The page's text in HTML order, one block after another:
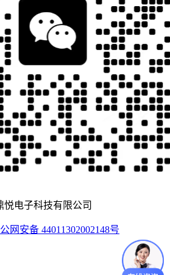
悦电子科技有限公司
网安备 44011302002148号